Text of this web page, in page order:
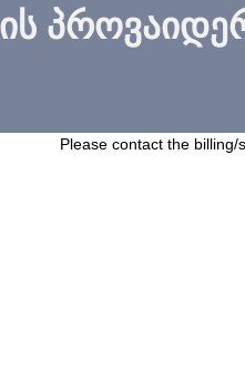
Please contact the